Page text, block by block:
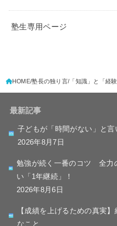
塾生専用ページ
HOME 塾長の独り言 「知識」と「経
最新記事
子どもが「時間がない」と言
2026年8月7日
勉強が続く一番のコツ 全力
い「1年継続」！
2026年8月6日
【成績を上げるための真実
なこと